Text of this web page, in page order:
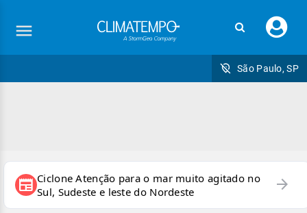
seu
São Paulo, SP
newspaper Ciclone Atenção para o mar muito agitado no
Sul, Sudeste e leste do Nordeste
arrow_forward